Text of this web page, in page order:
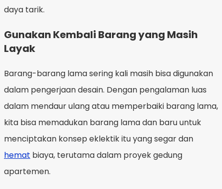
daya tarik.
Gunakan Kembali Barang yang Masih
Layak
Barang-barang lama sering kali masih bisa digunakan
dalam pengerjaan desain. Dengan pengalaman luas
dalam mendaur ulang atau memperbaiki barang lama,
kita bisa memadukan barang lama dan baru untuk
menciptakan konsep eklektik itu yang segar dan
hemat biaya, terutama dalam proyek gedung
apartemen.